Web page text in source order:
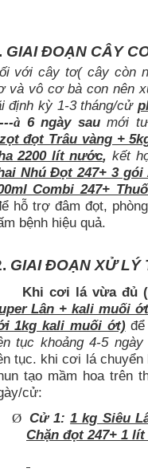
GIAI ĐOẠN CÂY
với cây tơ( cây còn
và vô cơ bà con nên
định kỳ 1-3 tháng/cử
à 6 ngày saumới
đọt Trâu vàng +
2200 lít nước,kết
Nhú Đọt 247+ 3
Combi 247+
hỗ trợ đâm đọt,
bệnh hiệu quả.
GIAI ĐOẠN XỬ LÝ
Khi cơi lá vừa đủ
Lân + kali muối
1kg kali muối ớt)để
tục khoảng 4-5
tục. khi cơi lá chuyển
tạo mầm hoa trên
cử:
Ø Cử 1:1 kg Siêu
Chặn đọt 247+ 1